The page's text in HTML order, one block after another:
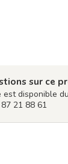
sur ce
disponible
21 88 61